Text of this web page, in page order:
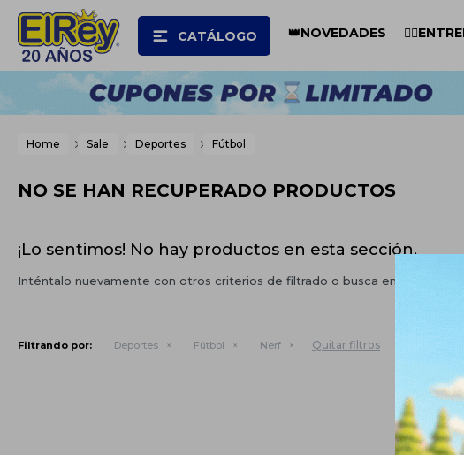
CATÁLOGO 👑NOVEDADES
Home Sale Deportes Fútbol
NO SE HAN RECUPERADO PRODUCTOS
¡Lo sentimos! No hay productos en esta sección.
Inténtalo nuevamente con otros criterios de filtrado o busca en otras
Filtrando por: Deportes Fútbol Nerf Quitar filtros